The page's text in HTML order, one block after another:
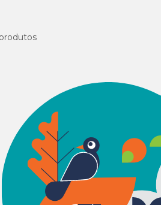
0,05mg, Ácido Nicotínico: 3,3mg,
2,2mg.